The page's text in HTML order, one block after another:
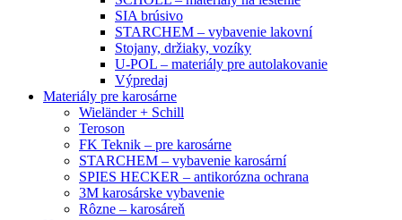
SIA brúsivo
STARCHEM – vybavenie lakovní
Stojany, držiaky, vozíky
U-POL – materiály pre autolakovanie
Výpredaj
Materiály pre karosárne
Wieländer + Schill
Teroson
FK Teknik – pre karosárne
STARCHEM – vybavenie karosární
SPIES HECKER – antikorózna ochrana
3M karosárske vybavenie
Rôzne – karosáreň